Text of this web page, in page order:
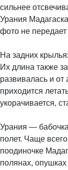
сильнее
Урания
фото не передает
На задних
Их длина также
развивалась и
приходится
укорачивается,
Урания —
полет. Чаще
поодиночке
полянах, опушках